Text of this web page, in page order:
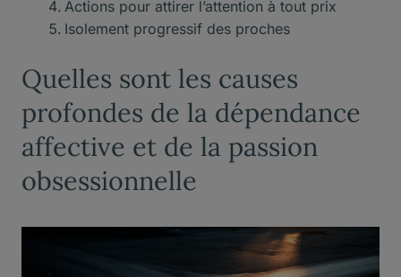
Actions pour attirer l’attention à tout prix
Isolement progressif des proches
Quelles sont les causes
profondes de la dépendance
affective et de la passion
obsessionnelle